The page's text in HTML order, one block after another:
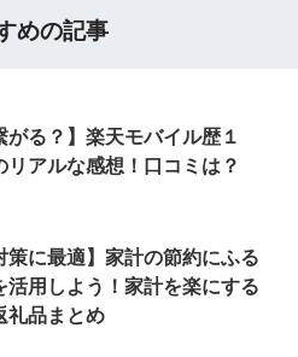
めの記事
がる？】楽天モバイル歴１
リアルな感想！口コミは？
策に最適】家計の節約にふる
活用しよう！家計を楽にする
礼品まとめ